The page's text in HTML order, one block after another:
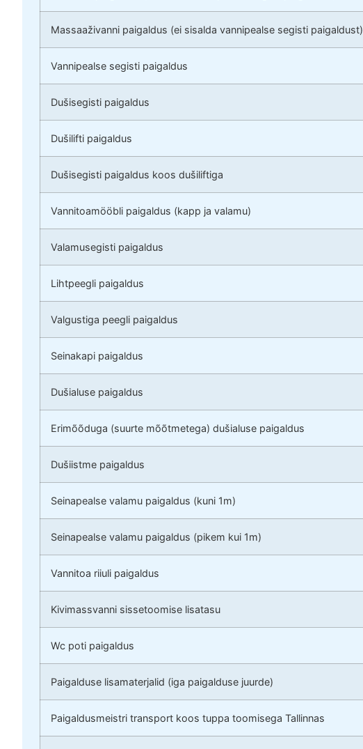
Massaaživanni paigaldus (ei sisalda vannipealse segisti paigaldust)
Vannipealse segisti paigaldus
Dušisegisti paigaldus
Dušilifti paigaldus
Dušisegisti paigaldus koos dušiliftiga
Vannitoamööbli paigaldus (kapp ja valamu)
Valamusegisti paigaldus
Lihtpeegli paigaldus
Valgustiga peegli paigaldus
Seinakapi paigaldus
Dušialuse paigaldus
Erimõõduga (suurte mõõtmetega) dušialuse paigaldus
Dušiistme paigaldus
Seinapealse valamu paigaldus (kuni 1m)
Seinapealse valamu paigaldus (pikem kui 1m)
Vannitoa riiuli paigaldus
Kivimassvanni sissetoomise lisatasu
Wc poti paigaldus
Paigalduse lisamaterjalid (iga paigalduse juurde)
Paigaldusmeistri transport koos tuppa toomisega Tallinnas